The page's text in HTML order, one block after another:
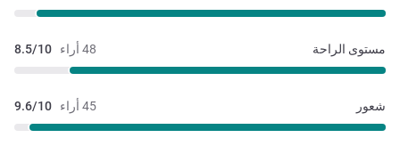
48 أراء 8.5/10 مستوى الراحة
45 أراء 9.6/10 شعور